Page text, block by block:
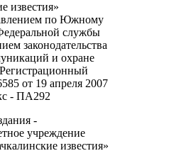
известия»
по Южному
службы
законодательства
и охране
от 19 апреля 2007
- ПА292
-
учреждение
известия»